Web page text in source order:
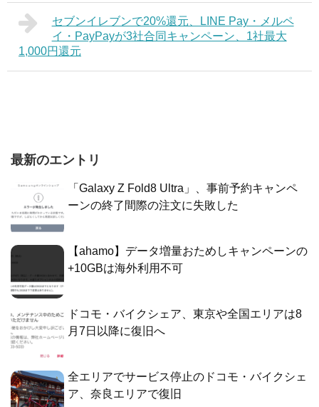
セブンイレブンで20%還元、LINE Pay・メルペ
イ・PayPayが3社合同キャンペーン、1社最大
1,000円還元
最新のエントリ
「Galaxy Z Fold8 Ultra」、事前予約キャンペ
ーンの終了間際の注文に失敗した
【ahamo】データ増量おためしキャンペーンの
+10GBは海外利用不可
ドコモ・バイクシェア、東京や全国エリアは8
月7日以降に復旧へ
全エリアでサービス停止のドコモ・バイクシェ
ア、奈良エリアで復旧